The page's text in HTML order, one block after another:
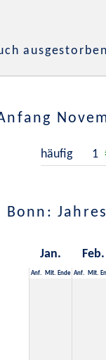
häufig 1
Bonn:
Jan. Feb.
Anf. Mit. Ende Anf. Mit.